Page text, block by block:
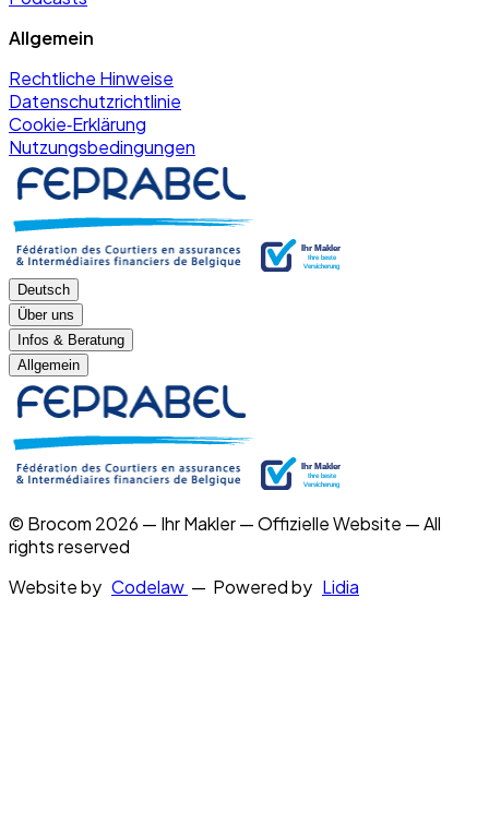
Allgemein
Rechtliche Hinweise
Datenschutzrichtlinie
Cookie‑Erklärung
Nutzungsbedingungen
Deutsch
Über uns
Infos & Beratung
Allgemein
© Brocom 2026 — Ihr Makler — Offizielle Website — All
rights reserved
Website by Codelaw — Powered by Lidia